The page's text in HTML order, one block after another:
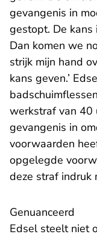
gevangenis in
gestopt. De kans
Dan komen we
strijk mijn hand
kans geven.’
werkstraf van 40
gevangenis in
voorwaarden
opgelegde
deze straf indruk
Genuanceerd
Edsel steelt niet